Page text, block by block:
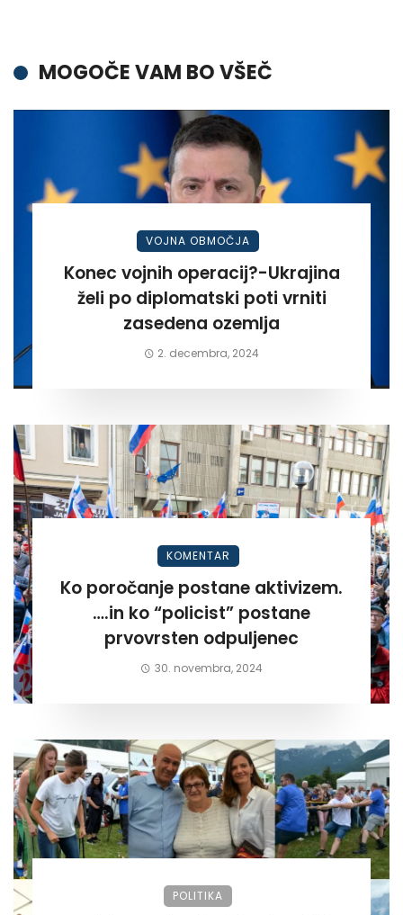
MOGOČE VAM BO VŠEČ
VOJNA OBMOČJA
Konec vojnih operacij?-Ukrajina
želi po diplomatski poti vrniti
zasedena ozemlja
2. decembra, 2024
KOMENTAR
Ko poročanje postane aktivizem.
….in ko “policist” postane
prvovrsten odpuljenec
30. novembra, 2024
POLITIKA